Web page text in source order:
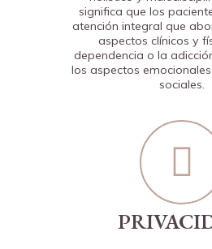
significa que los
atención integral que
aspectos clínicos y
dependencia o la
los aspectos
sociales.